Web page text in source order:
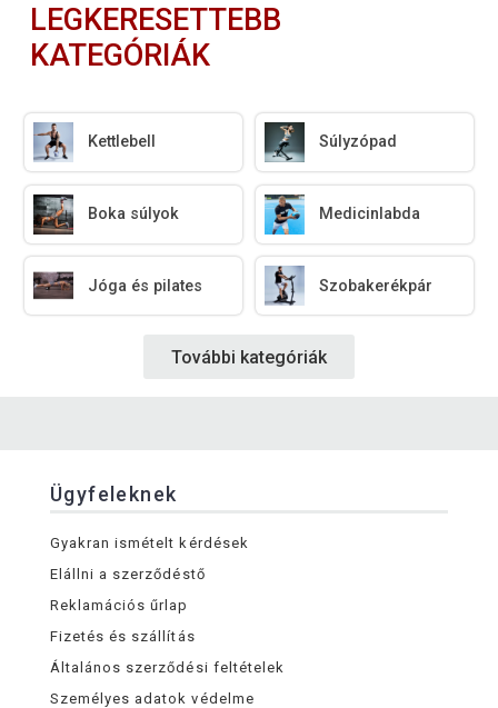
LEGKERESETTEBB
KATEGÓRIÁK
Kettlebell Súlyzópad
Boka súlyok Medicinlabda
Jóga és pilates Szobakerékpár
További kategóriák
Ügyfeleknek
Gyakran ismételt kérdések
Elállni a szerződéstő
Reklamációs űrlap
Fizetés és szállítás
Általános szerződési feltételek
Személyes adatok védelme